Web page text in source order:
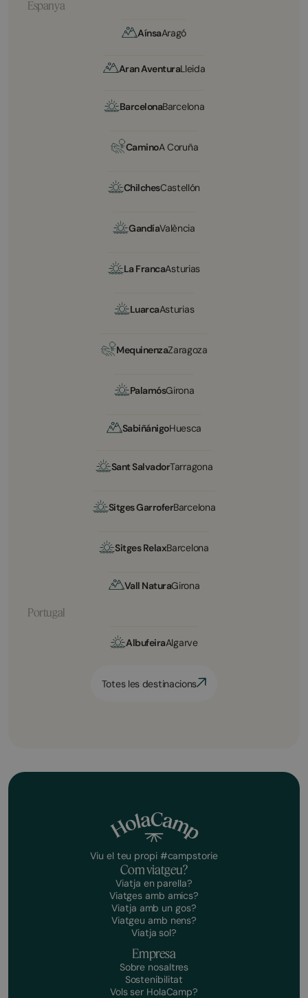
Espanya
AínsaAragó
Aran AventuraLleida
BarcelonaBarcelona
CaminoA Coruña
ChilchesCastellón
GandíaValència
La FrancaAsturias
LuarcaAsturias
MequinenzaZaragoza
PalamósGirona
SabiñánigoHuesca
Sant SalvadorTarragona
Sitges GarroferBarcelona
Sitges RelaxBarcelona
Vall NaturaGirona
Portugal
AlbufeiraAlgarve
Totes les destinacions
Viu el teu propi #campstorie
Com viatgeu?
Viatja en parella?
Viatges amb amics?
Viatja amb un gos?
Viatgeu amb nens?
Viatja sol?
Empresa
Sobre nosaltres
Sostenibilitat
Vols ser HolaCamp?